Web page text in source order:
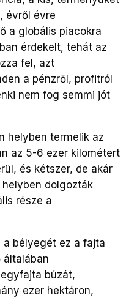
évről évre
a globális piacokra
érdekelt, tehát az
fel, azt
a pénzről, profitról
nem fog semmi jót
helyben termelik az
az 5-6 ezer kilométert
és kétszer, de akár
dolgozták
része a
a bélyegét ez a fajta
búzát,
ezer hektáron,